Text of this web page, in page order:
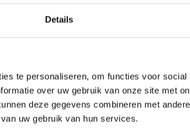
Details
te personaliseren, om functies voor social
over uw gebruik van onze site met
deze gegevens combineren met
uw gebruik van hun services.
Individuelle
Mehr als 15
Marke: Stocker